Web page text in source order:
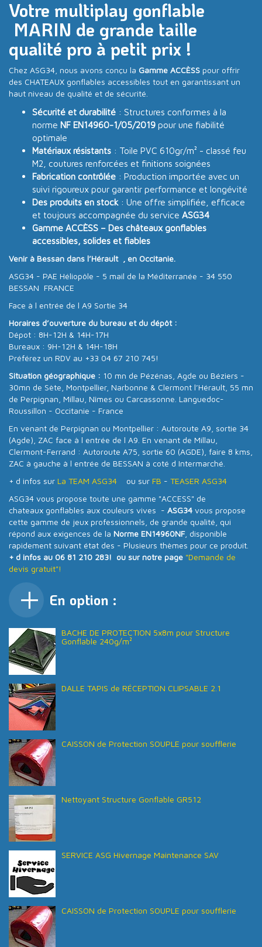
Votre multiplay gonflable
MARIN de grande taille
qualité pro à petit prix !
Chez ASG34, nous avons conçu la Gamme ACCÈSS pour offrir
des CHATEAUX gonflables accessibles tout en garantissant un
haut niveau de qualité et de sécurité.
Sécurité et durabilité : Structures conformes à la
norme NF EN14960-1/05/2019 pour une fiabilité
optimale
Matériaux résistants : Toile PVC 610gr/m² - classé feu
M2, coutures renforcées et finitions soignées
Fabrication contrôlée : Production importée avec un
suivi rigoureux pour garantir performance et longévité
Des produits en stock: Une offre simplifiée, efficace
et toujours accompagnée du service ASG34
Gamme ACCÈSS – Des châteaux gonflables
accessibles, solides et fiables
Venir à Bessan dans l’Hérault , en Occitanie.
ASG34 - PAE Héliopôle - 5 mail de la Méditerranée - 34 550
BESSAN FRANCE
Face à l entrée de l A9 Sortie 34
Horaires d’ouverture du bureau et du dépôt :
Dépot : 8H-12H & 14H-17H
Bureaux : 9H-12H & 14H-18H
Préférez un RDV au +33 04 67 210 745!
Situation géographique : 10 mn de Pézénas, Agde ou Béziers -
30mn de Sète, Montpellier, Narbonne & Clermont l’Hérault, 55 mn
de Perpignan, Millau, Nîmes ou Carcassonne. Languedoc-
Roussillon - Occitanie - France
En venant de Perpignan ou Montpellier : Autoroute A9, sortie 34
(Agde), ZAC face à l entrée de l A9. En venant de Millau,
Clermont-Ferrand : Autoroute A75, sortie 60 (AGDE), faire 8 kms,
ZAC à gauche à l entrée de BESSAN à coté d Intermarché.
+ d infos sur La TEAM ASG34 ou sur FB - TEASER ASG34
ASG34 vous propose toute une gamme "ACCESS" de
chateaux gonflables aux couleurs vives - ASG34 vous propose
cette gamme de jeux professionnels, de grande qualité, qui
répond aux exigences de la Norme EN14960NF, disponible
rapidement suivant état des - Plusieurs thèmes pour ce produit.
+ d infos au 06 81 210 283! ou sur notre page "Demande de
devis gratuit"!
En option :
BACHE DE PROTECTION 5x8m pour Structure
Gonflable 240g/m²
DALLE TAPIS de RÉCEPTION CLIPSABLE 2.1
CAISSON de Protection SOUPLE pour soufflerie
Nettoyant Structure Gonflable GR512
SERVICE ASG Hivernage Maintenance SAV
CAISSON de Protection SOUPLE pour soufflerie